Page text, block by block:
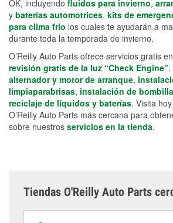
OK, incluyendo fluidos para invierno,
y baterías automotrices, kits de
para clima frío los cuales te ayudarán a
durante toda la temporada de invierno.
O’Reilly Auto Parts ofrece servicios gratis
revisión gratis de la luz “Check Engine”,
alternador y motor de arranque,
limpiaparabrisas, instalación de
reciclaje de líquidos y baterías. Visita
O’Reilly Auto Parts más cercana para
sobre nuestros servicios en la tienda.
Tiendas O'Reilly Auto Parts